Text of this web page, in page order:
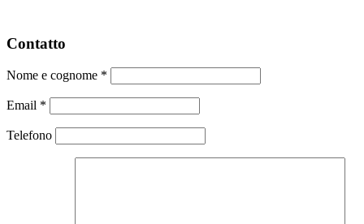
Contatto
Nome e cognome *
Email *
Telefono